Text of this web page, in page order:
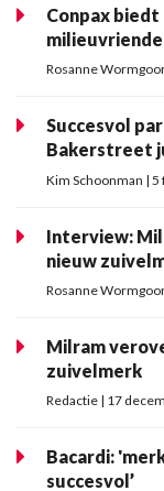
Conpax biedt
Rosanne
Succesvol
Bakerstreet
Kim Schoonman |
Interview:
nieuw
Rosanne
Milram
zuivelmerk
Redactie | 17
Bacardi:
succesvol’